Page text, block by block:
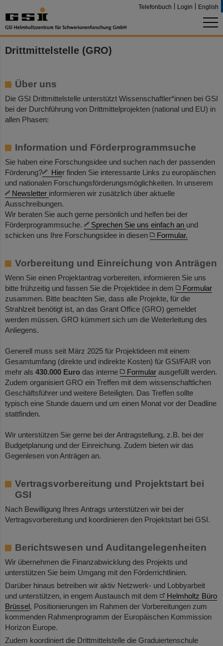
Telefonbuch Login English
Drittmittelstelle (GRO)
Über uns
Die GSI Drittmittelstelle unterstützt Wissenschaftler*innen bei GSI
bei der Durchführung von Drittmittelprojekten (national und EU) in
allen Phasen:
Information und Förderprogrammsuche
Sie haben eine Forschungsidee und suchen nach der passenden
Förderung?
Hier finden Sie interessante Links zu europäischen
und nationalen Forschungsförderungsmöglichkeiten. In unserem
Newsletter informieren wir zusätzlich über aktuelle
Ausschreibungen.
Wir beraten Sie auch gerne persönlich und helfen bei der
Förderprogrammsuche.
Sprechen Sie uns einfach an und
schicken uns Ihre Forschungsidee in diesen
Formular.
Vorbereitung und Einreichung von Anträgen
Wenn Sie einen Projektantrag vorbereiten, informieren Sie uns
bitte frühzeitig und fassen Sie die Projektidee in dem
Formular
zusammen. Bitte beachten Sie, dass alle Projekte, für die
Strahlzeit benötigt ist, an das Grant Office (GRO) gemeldet
werden müssen. GRO kümmert sich um die Weiterleitung des
Anliegens.
Generell muss seit März 2025 für Projektideen mit einem
Gesamtumfang (direkte und indirekte Kosten) für GSI/FAIR von
mehr als 430.000 Euro das interne Formular ausgefüllt werden.
Zudem organisiert GRO ein Treffen mit dem wissenschaftlichen
Geschäftsführer und weitere Beteiligten. Das Treffen sollte
typisch eine Stunde dauern und um einen Monat vor der Deadline
stattfinden.
Wir unterstützen Sie gerne bei der Antragstellung, z.B. bei der
Budgetplanung und der Einreichung. Zudem bieten wir das
Gegenlesen von Anträgen an.
Vertragsvorbereitung und Projektstart bei
GSI
Nach Bewilligung Ihres Antrags unterstützen wir bei der
Vertragsvorbereitung und koordinieren den Projektstart bei GSI.
Berichtswesen und Auditangelegenheiten
Wir übernehmen die Finanzabwicklung des Projekts und
unterstützen Sie beim Umgang mit den Förderrichtlinien.
Darüber hinaus betreiben wir aktiv Netzwerk- und Lobbyarbeit
und unterstützen, in engem Austausch mit dem
Helmholtz Büro
Brüssel, Positionierungen im Rahmen der Vorbereitungen zum
kommenden Rahmenprogramm der Europäischen Kommission
Horizon Europe.
Zudem koordiniert die Drittmittelstelle die Graduiertenschule